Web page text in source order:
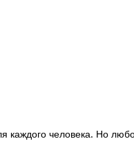
человека. Но